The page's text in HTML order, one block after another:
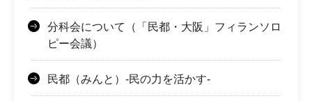
分科会について（「民都・大阪」フィランソロ
ピー会議）
民都（みんと）-民の力を活かす-